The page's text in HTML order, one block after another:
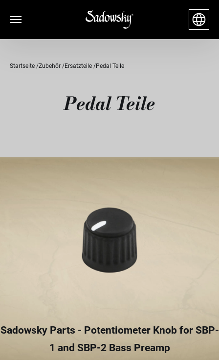
Startseite Zubehör Ersatzteile Pedal Teile
Pedal Teile
Sadowsky Parts - Potentiometer Knob for SBP-
1 and SBP-2 Bass Preamp